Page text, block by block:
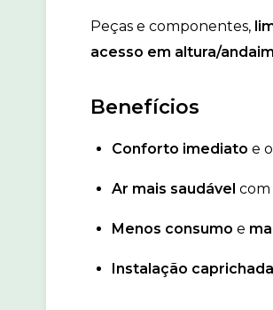
Peças e componentes,
acesso em altura/
Benefícios
Conforto imediato e
Ar mais saudável com
Menos consumo e
Instalação caprichada